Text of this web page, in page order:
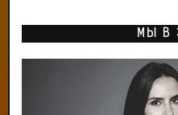
МЫ В